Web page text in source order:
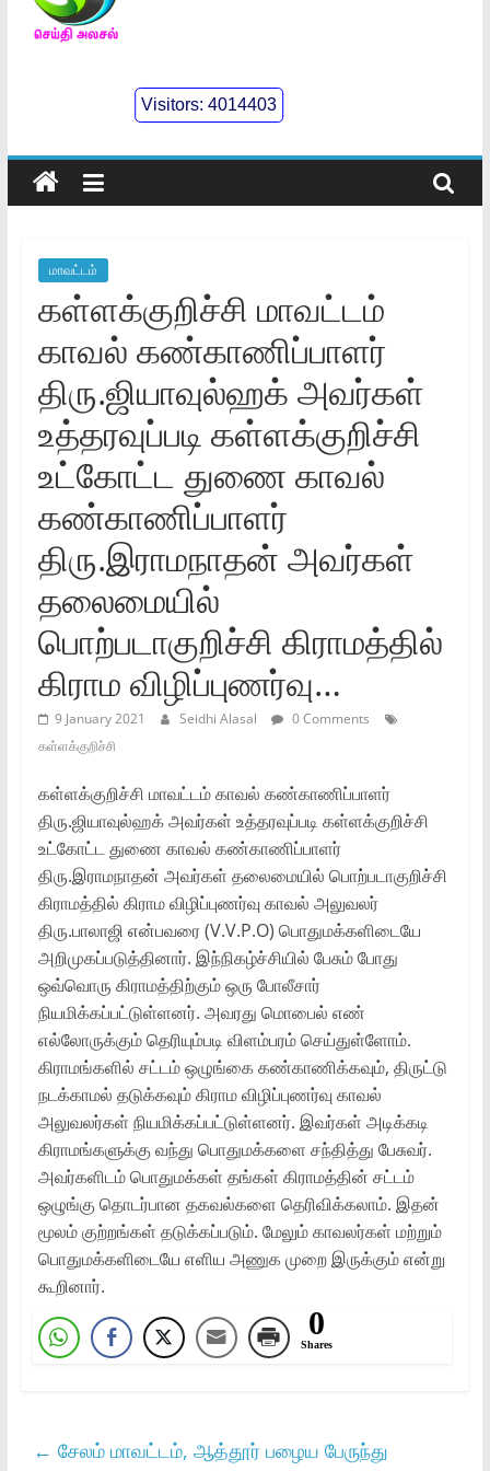
செய்திஅலசல்
Seidhialasal
Tamil
Online
Visitors:4014403
மாவட்டம்
கள்ளக்குறிச்சி மாவட்டம்
காவல் கண்காணிப்பாளர்
திரு.ஜியாவுல்ஹக் அவர்கள்
உத்தரவுப்படி கள்ளக்குறிச்சி
உட்கோட்ட துணை காவல்
கண்காணிப்பாளர்
திரு.இராமநாதன் அவர்கள்
தலைமையில்
பொற்படாகுறிச்சி கிராமத்தில்
கிராம விழிப்புணர்வு…
9 January 2021 Seidhi Alasal
0 Comments
கள்ளக்குறிச்சி
கள்ளக்குறிச்சி மாவட்டம் காவல் கண்காணிப்பாளர்
திரு.ஜியாவுல்ஹக் அவர்கள் உத்தரவுப்படி கள்ளக்குறிச்சி
உட்கோட்ட துணை காவல் கண்காணிப்பாளர்
திரு.இராமநாதன் அவர்கள் தலைமையில் பொற்படாகுறிச்சி
கிராமத்தில் கிராம விழிப்புணர்வு காவல் அலுவலர்
திரு.பாலாஜி என்பவரை (V.V.P.O) பொதுமக்களிடையே
அறிமுகப்படுத்தினார். இந்நிகழ்ச்சியில் பேசும் போது
ஒவ்வொரு கிராமத்திற்கும் ஒரு போலீசார்
நியமிக்கப்பட்டுள்ளனர். அவரது மொபைல் எண்
எல்லோருக்கும் தெரியும்படி விளம்பரம் செய்துள்ளோம்.
கிராமங்களில் சட்டம் ஒழுங்கை கண்காணிக்கவும், திருட்டு
நடக்காமல் தடுக்கவும் கிராம விழிப்புணர்வு காவல்
அலுவலர்கள் நியமிக்கப்பட்டுள்ளனர். இவர்கள் அடிக்கடி
கிராமங்களுக்கு வந்து பொதுமக்களை சந்தித்து பேசுவர்.
அவர்களிடம் பொதுமக்கள் தங்கள் கிராமத்தின் சட்டம்
ஒழுங்கு தொடர்பான தகவல்களை தெரிவிக்கலாம். இதன்
மூலம் குற்றங்கள் தடுக்கப்படும். மேலும் காவலர்கள் மற்றும்
பொதுமக்களிடையே எளிய அணுக முறை இருக்கும் என்று
கூறினார்.
0
Shares
← சேலம் மாவட்டம், ஆத்தூர் பழைய பேருந்து